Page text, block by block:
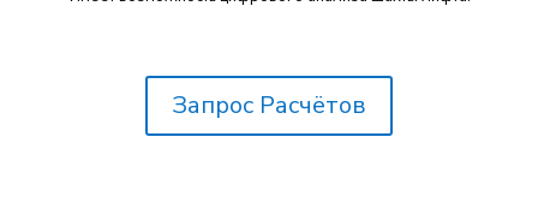
Запрос Расчётов